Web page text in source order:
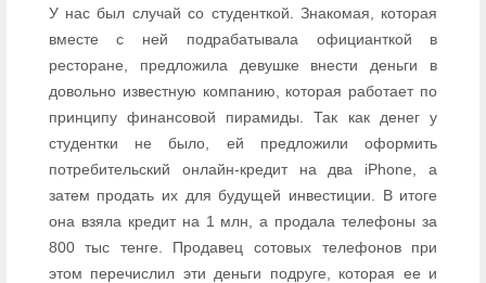
У нас был случай со студенткой. Знакомая, которая
вместе с ней подрабатывала официанткой в
ресторане, предложила девушке внести деньги в
довольно известную компанию, которая работает по
принципу финансовой пирамиды. Так как денег у
студентки не было, ей предложили оформить
потребительский онлайн-кредит на два iPhone, а
затем продать их для будущей инвестиции. В итоге
она взяла кредит на 1 млн, а продала телефоны за
800 тыс тенге. Продавец сотовых телефонов при
этом перечислил эти деньги подруге, которая ее и